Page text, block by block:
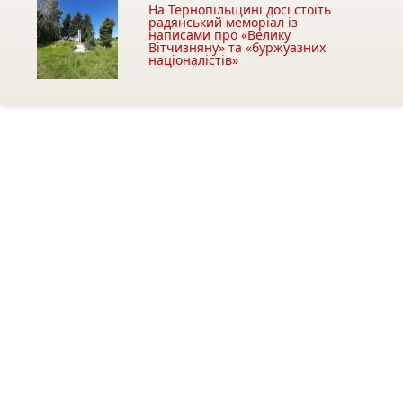
На Тернопільщині досі стоїть
радянський меморіал із
написами про «Велику
Вітчизняну» та «буржуазних
націоналістів»